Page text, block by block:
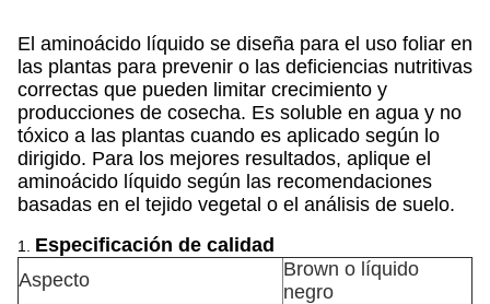
El aminoácido líquido se diseña para el uso foliar en
las plantas para prevenir o las deficiencias nutritivas
correctas que pueden limitar crecimiento y
producciones de cosecha. Es soluble en agua y no
tóxico a las plantas cuando es aplicado según lo
dirigido. Para los mejores resultados, aplique el
aminoácido líquido según las recomendaciones
basadas en el tejido vegetal o el análisis de suelo.
1. Especificación de calidad
Aspecto
Brown o líquido
negro